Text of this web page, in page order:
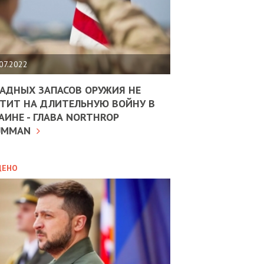
ЗАПАСОВ ОРУЖИЯ НЕ
НА ДЛИТЕЛЬНУЮ ВОЙНУ В
- ГЛАВА NORTHROP
10.02.2025